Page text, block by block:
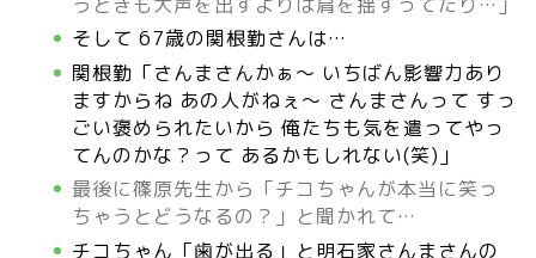
そして 67歳の関根勤さんは…
関根勤「さんまさんかぁ～ いちばん影響力あり
ますからね あの人がねぇ～ さんまさんって すっ
ごい褒められたいから 俺たちも気を遣ってやっ
てんのかな？って あるかもしれない(笑)」
最後に篠原先生から「チコちゃんが本当に笑っ
ちゃうとどうなるの？」と聞かれて…
チコちゃん「歯が出る」と明石家さんまさんの